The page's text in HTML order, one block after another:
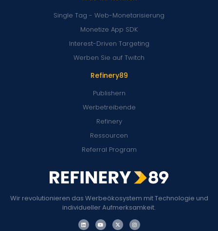
Wir revolutionieren das Werbeökosystem mit Technologie und
individueller Aufmerksamkeit.
Refinery89
Publishern
Werbetreibende
Refinery
Ressourcen
Referral Program
Single Tag - Web-Monetarisierung
Monetize App SDK
Interest-Driven Targeting
Werben Sie auf Twitch